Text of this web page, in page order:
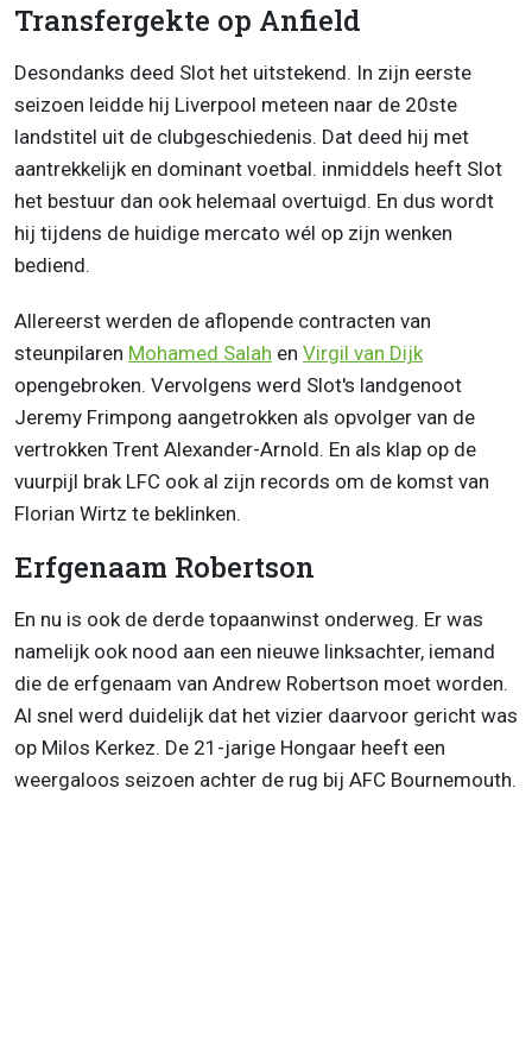
Transfergekte op Anfield
Desondanks deed Slot het uitstekend. In zijn eerste
seizoen leidde hij Liverpool meteen naar de 20ste
landstitel uit de clubgeschiedenis. Dat deed hij met
aantrekkelijk en dominant voetbal. inmiddels heeft Slot
het bestuur dan ook helemaal overtuigd. En dus wordt
hij tijdens de huidige mercato wél op zijn wenken
bediend.
Allereerst werden de aflopende contracten van
steunpilaren Mohamed Salah en Virgil van Dijk
opengebroken. Vervolgens werd Slot's landgenoot
Jeremy Frimpong aangetrokken als opvolger van de
vertrokken Trent Alexander-Arnold. En als klap op de
vuurpijl brak LFC ook al zijn records om de komst van
Florian Wirtz te beklinken.
Erfgenaam Robertson
En nu is ook de derde topaanwinst onderweg. Er was
namelijk ook nood aan een nieuwe linksachter, iemand
die de erfgenaam van Andrew Robertson moet worden.
Al snel werd duidelijk dat het vizier daarvoor gericht was
op Milos Kerkez. De 21-jarige Hongaar heeft een
weergaloos seizoen achter de rug bij AFC Bournemouth.